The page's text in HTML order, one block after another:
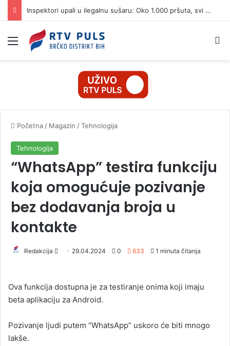
Inspektori upali u ilegalnu sušaru: Oko 1.000 pršuta, svi će biti uništeni
Izbornik
Početna / Magazin /Tehnologija
Tehnologija
“WhatsApp” testira funkciju
koja omogućuje pozivanje
bez dodavanja broja u
kontakte
Redakcija
d
a
e
29.04.2024 0 633 1 minuta čitanja
Ova funkcija dostupna je za testiranje onima koji imaju
beta aplikaciju za Android.
Pozivanje ljudi putem “WhatsApp” uskoro će biti mnogo
lakše.